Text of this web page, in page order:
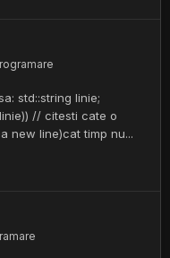
std::string linie;
// citesti cate o
new line)cat timp nu...